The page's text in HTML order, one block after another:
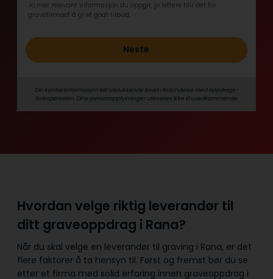
Jo mer relevant informasjon du oppgir, jo lettere blir det for
gravefirmaet å gi et godt tilbud.
Neste
Din kontaktinformasjon blir utelukkende brukt i forbindelse med oppdrags­
forespørselen. Dine person­­opplysninger utleveres ikke til uvedkommende.
Hvordan velge riktig leverandør til
ditt graveoppdrag i Rana?
Når du skal velge en leverandør til graving i Rana, er det
flere faktorer å ta hensyn til. Først og fremst bør du se
etter et firma med solid erfaring innen graveoppdrag i